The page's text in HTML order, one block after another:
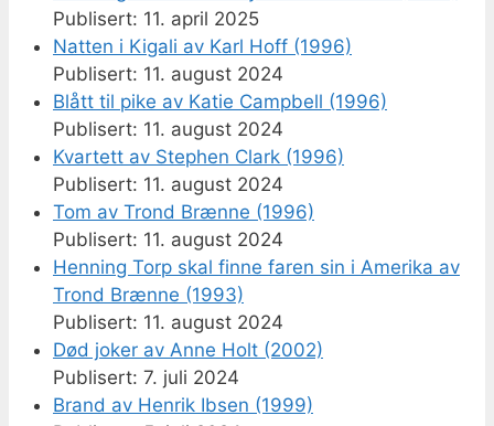
11. april 2025
Natten i Kigali av Karl Hoff (1996)
11. august 2024
Blått til pike av Katie Campbell (1996)
11. august 2024
Kvartett av Stephen Clark (1996)
11. august 2024
Tom av Trond Brænne (1996)
11. august 2024
Henning Torp skal finne faren sin i Amerika av
Trond Brænne (1993)
11. august 2024
Død joker av Anne Holt (2002)
7. juli 2024
Brand av Henrik Ibsen (1999)